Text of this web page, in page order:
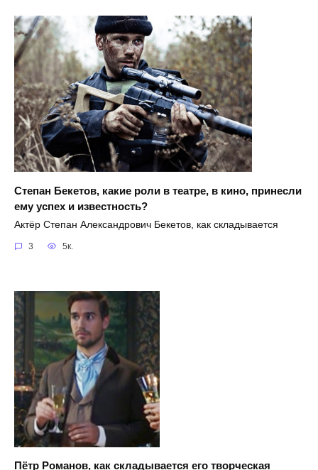
Степан Бекетов, какие роли в театре, в кино, принесли
ему успех и известность?
Актёр Степан Александрович Бекетов, как складывается
3 5к.
Пётр Романов, как складывается его творческая